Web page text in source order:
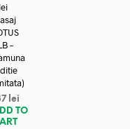
–
lei
TO